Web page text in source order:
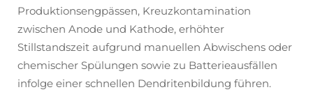
Produktionsengpässen, Kreuzkontamination
zwischen Anode und Kathode, erhöhter
Stillstandszeit aufgrund manuellen Abwischens oder
chemischer Spülungen sowie zu Batterieausfällen
infolge einer schnellen Dendritenbildung führen.